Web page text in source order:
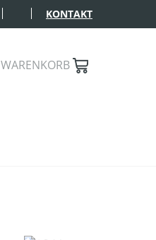
KONTAKT
WARENKORB